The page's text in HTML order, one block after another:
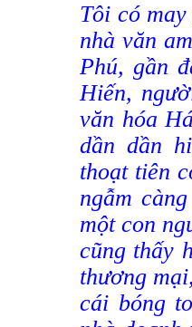
Tôi có
nhà văn
Phú, gần
Hiến,
văn hóa
dần dần
thoạt tiên
ngẫm
một con
cũng thấy
thương
cái bóng